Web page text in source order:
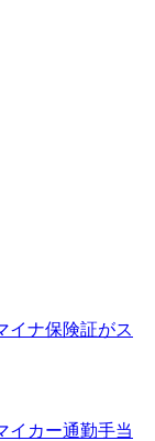
イナ保険証がス
イカー通勤手当